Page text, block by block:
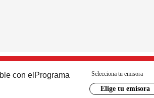
con el Programa Selecciona tu emisora
Elige tu emisora